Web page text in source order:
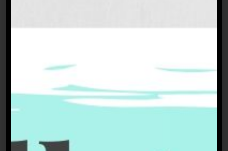
Praktikum und in diesem nach zwei
perfekte Start! Was soll da noch
schiefgehen? Es sollte sich herausstellen:
einiges.
Inzwischen war ich Kulturressortleiterin